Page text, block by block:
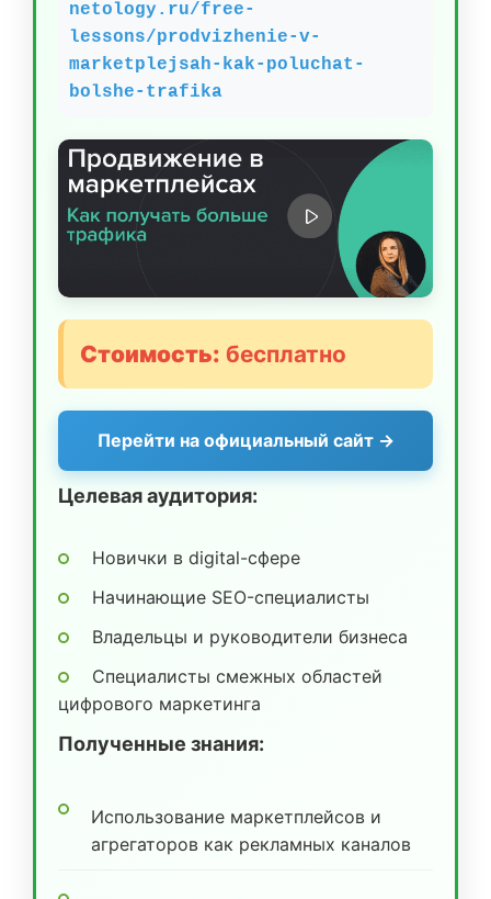
netology.ru/free-
lessons/prodvizhenie-v-
marketplejsah-kak-poluchat-
bolshe-trafika
Стоимость: бесплатно
Перейти на официальный сайт →
Целевая аудитория:
Новички в digital-сфере
Начинающие SEO-специалисты
Владельцы и руководители бизнеса
Специалисты смежных областей
цифрового маркетинга
Полученные знания:
Использование маркетплейсов и
агрегаторов как рекламных каналов